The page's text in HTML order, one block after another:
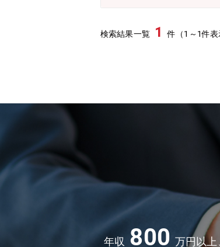
担っていただきます。【定
ザーが訪れる保険の情報
ノウハウに立脚したメデ
生するASP事業、高精度
検索結果一覧 1 件（1～1件表
年収 800 万円以